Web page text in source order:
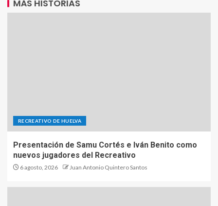
MÁS HISTORIAS
RECREATIVO DE HUELVA
Presentación de Samu Cortés e Iván Benito como
nuevos jugadores del Recreativo
6 agosto, 2026 Juan Antonio Quintero Santos